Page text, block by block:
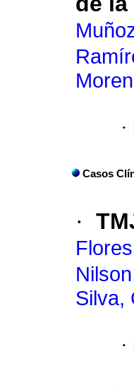
·
Casos
·
Nilson
Silva,
·